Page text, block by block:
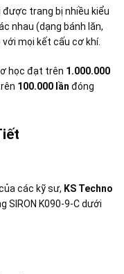
được trang bị nhiều kiểu
nhau (dạng bánh lăn,
mọi kết cấu cơ khí.
học đạt trên 1.000.000
100.000 lần đóng
các kỹ sư, KS Techno
SIRON K090-9-C dưới